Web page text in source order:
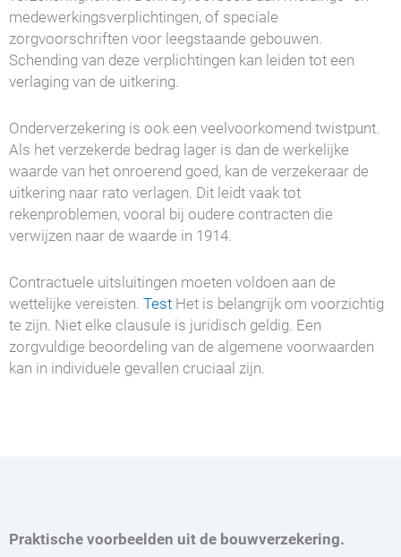
medewerkingsverplichtingen, of speciale
zorgvoorschriften voor leegstaande gebouwen.
Schending van deze verplichtingen kan leiden tot een
verlaging van de uitkering.
Onderverzekering is ook een veelvoorkomend twistpunt.
Als het verzekerde bedrag lager is dan de werkelijke
waarde van het onroerend goed, kan de verzekeraar de
uitkering naar rato verlagen. Dit leidt vaak tot
rekenproblemen, vooral bij oudere contracten die
verwijzen naar de waarde in 1914.
Contractuele uitsluitingen moeten voldoen aan de
wettelijke vereisten. Test Het is belangrijk om voorzichtig
te zijn. Niet elke clausule is juridisch geldig. Een
zorgvuldige beoordeling van de algemene voorwaarden
kan in individuele gevallen cruciaal zijn.
Praktische voorbeelden uit de bouwverzekering.